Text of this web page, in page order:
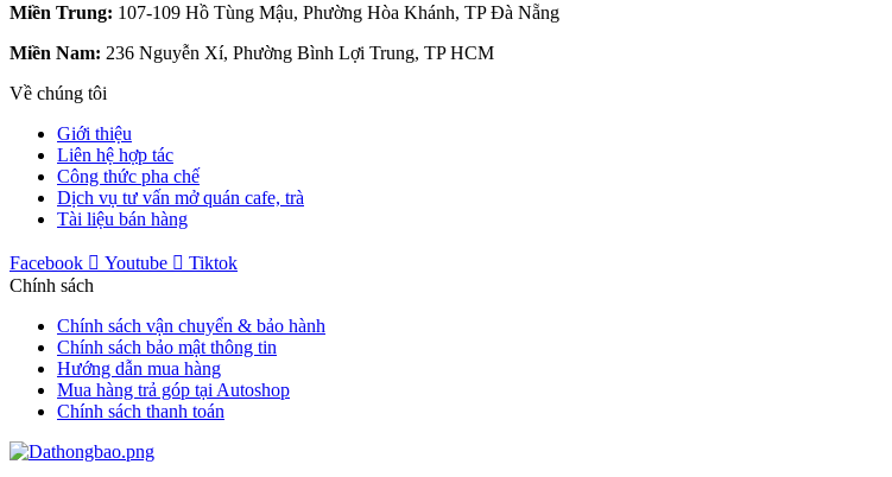
Miền Trung: 107-109 Hồ Tùng Mậu, Phường Hòa Khánh, TP Đà Nẵng
Miền Nam: 236 Nguyễn Xí, Phường Bình Lợi Trung, TP HCM
Về chúng tôi
Giới thiệu
Liên hệ hợp tác
Công thức pha chế
Dịch vụ tư vấn mở quán cafe, trà
Tài liệu bán hàng
Facebook Youtube
Tiktok
Chính sách
Chính sách vận chuyển & bảo hành
Chính sách bảo mật thông tin
Hướng dẫn mua hàng
Mua hàng trả góp tại Autoshop
Chính sách thanh toán